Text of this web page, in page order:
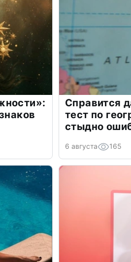
Справится
тест по
стыдно
6 августа 165